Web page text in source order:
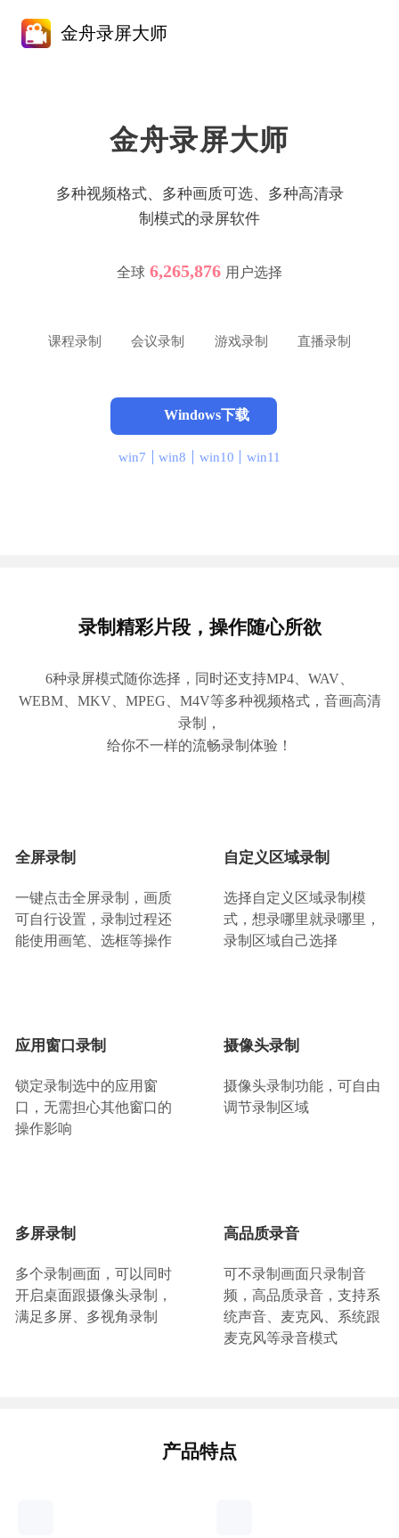
金舟录屏大师
金舟录屏大师
多种视频格式、多种画质可选、多种高清录
制模式的录屏软件
全球 6,265,876 用户选择
课程录制 会议录制 游戏录制 直播录制
Windows下载
win7 win8 win10 win11
录制精彩片段，操作随心所欲
6种录屏模式随你选择，同时还支持MP4、WAV、
WEBM、MKV、MPEG、M4V等多种视频格式，音画高清
录制，
给你不一样的流畅录制体验！
全屏录制
一键点击全屏录制，画质
可自行设置，录制过程还
能使用画笔、选框等操作
自定义区域录制
选择自定义区域录制模
式，想录哪里就录哪里，
录制区域自己选择
应用窗口录制
锁定录制选中的应用窗
口，无需担心其他窗口的
操作影响
摄像头录制
摄像头录制功能，可自由
调节录制区域
多屏录制
多个录制画面，可以同时
开启桌面跟摄像头录制，
满足多屏、多视角录制
高品质录音
可不录制画面只录制音
频，高品质录音，支持系
统声音、麦克风、系统跟
麦克风等录音模式
产品特点